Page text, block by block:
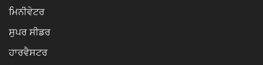
ਮਿਨੀਵੇਟਰ
ਸੁਪਰ ਸੀਡਰ
ਹਾਰਵੈਸਟਰ